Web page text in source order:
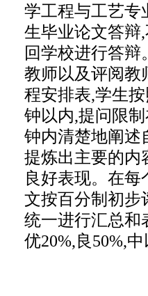
学工程与工艺专
生毕业论文答辩
回学校进行答
教师以及评阅教
程安排表,学生
钟以内,提问限
钟内清楚地阐述
提炼出主要的内
良好表现。在
文按百分制初步
统一进行汇总和
优20%,良50%,